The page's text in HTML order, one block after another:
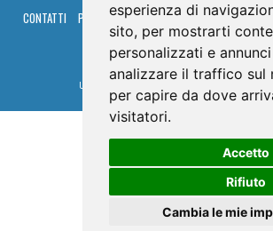
esperienza di
sito, per mostrarti
personalizzati e
analizzare il traffico sul
per capire da dove
visitatori.
Accetto
Rifiuto
Cambia le mie
CONTATTI PRIVACY COOKIES PALINSESTO
RGM HITRADIO
© TRG Media 2005-2026
Umbria Televisioni s.r.l. - P.I.00496230541 -